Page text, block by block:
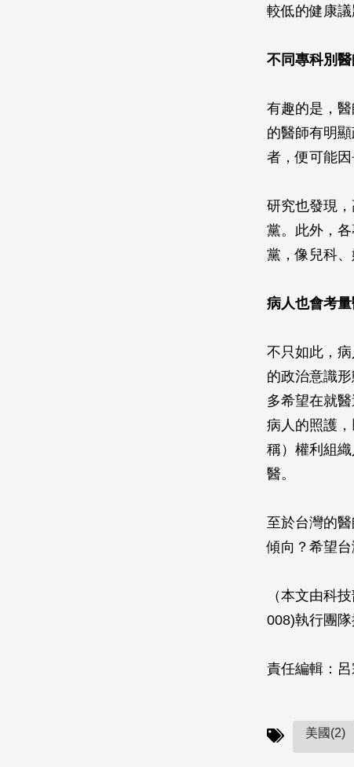
較低的健康議
不同專科別
有趣的是，
的醫師有明
者，便可能
研究也發現
黨。此外，
黨，像兒科
病人也會考
不只如此，
的政治意識
多希望在就
病人的照護
稱）權利組
醫。
至於台灣的
傾向？希望台
（本文由科
008)執行團隊
責任編輯：
美國(2)